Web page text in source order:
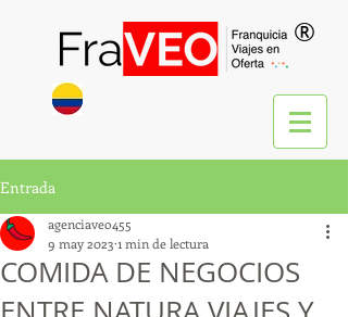
®
Entrada
COMIDA DE NEGOCIOS
agenciaveo455
9 may 2023 1 min de lectura